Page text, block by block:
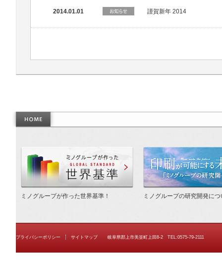
2014.01.01 謹賀新年 2014
作った世界基準
ミノグループが作った世界基準！ ミノグループの研究開発につ
プライバシーポリシー サイトマップ 岐阜県郡上市美並町上田8-2 TEL:0575-79-2111